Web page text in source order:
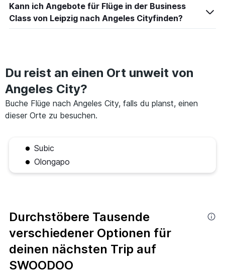
Kann ich Angebote für Flüge in der Business
Class von Leipzig nach Angeles Cityfinden?
Du reist an einen Ort unweit von
Angeles City?
Buche Flüge nach Angeles City, falls du planst, einen
dieser Orte zu besuchen.
Subic
Olongapo
Durchstöbere Tausende
verschiedener Optionen für
deinen nächsten Trip auf
SWOODOO